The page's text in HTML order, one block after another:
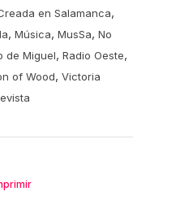
en Salamanca,
, Música, MusSa, No
de Miguel, Radio Oeste,
of Wood, Victoria